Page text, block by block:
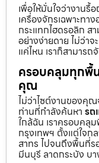
เพื่อให้มั่นใจว่างานรื้
เครื่องจักรเฉพาะทาง
กระแทกไฮดรอลิก ส
อย่างง่ายดาย ไม่ว่า
แค่ไหน เราก็สามารถ
ครอบคลุมทุกพื้
คุณ
ไม่ว่าไซต์งานของคุณ
ท่านที่กำลังค้นหา รถ
ใกล้ฉัน เราครอบคลุ
กรุงเทพฯ ตั้งแต่ใจก
สาทร ไปจนถึงพื้นที่
มีนบุรี ลาดกระบัง บ